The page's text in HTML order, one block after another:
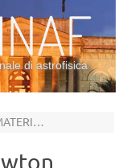
di astrofisica
UNA TEORIA CHE FA A MENO DELLA MATERIA OSCURA